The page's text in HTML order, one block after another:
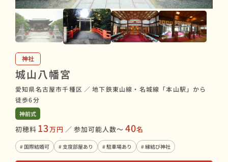
神社
城山八幡宮
愛知県名古屋市千種区 ／ 地下鉄東山線・名城線「本山駅」から
徒歩6分
神前式
初穂料 13万円 ／ 参加可能人数〜 40名
# 国際結婚可 # 支度部屋あり # 駐車場あり # 縁結び神社